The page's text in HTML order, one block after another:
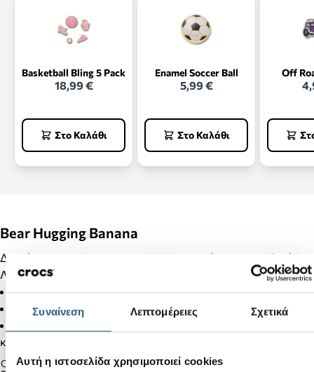
Συναίνεση Λεπτομέρειες Σχετικά
Αυτή η ιστοσελίδα χρησιμοποιεί cookies
Basketball Bling 5 Pack
18,99 €
Στο Καλάθι
Enamel Soccer Ball
5,99 €
Στο Καλάθι
Off
Bear Hugging Banana
Διακόσμησε τα Crocs σου με Jibbitz και κάνε τα μοναδικά!!!
Λεπτομέρειες Προϊόντος:
Δεν είναι παιχνίδι.
Δεν απευθύνεται σε παιδιά κάτω των 3 ετών.
και επιστροφές.
Gender: